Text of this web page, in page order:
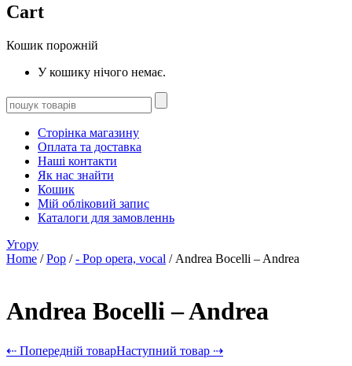
Cart
Кошик порожній
У кошику нічого немає.
Сторінка магазину
Оплата та доставка
Наші контакти
Як нас знайти
Кошик
Мій обліковий запис
Каталоги для замовленнь
Угору
Home /Pop /- Pop opera, vocal / Andrea Bocelli – Andrea
Andrea Bocelli – Andrea
⇠ Попередній товарНаступний товар ⇢